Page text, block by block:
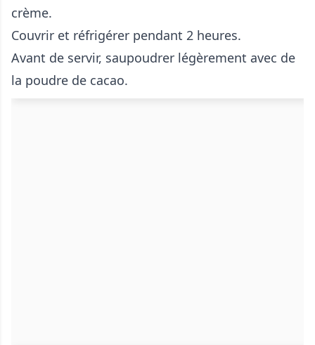
crème.
Couvrir et réfrigérer pendant 2 heures.
Avant de servir, saupoudrer légèrement avec de
la poudre de cacao.